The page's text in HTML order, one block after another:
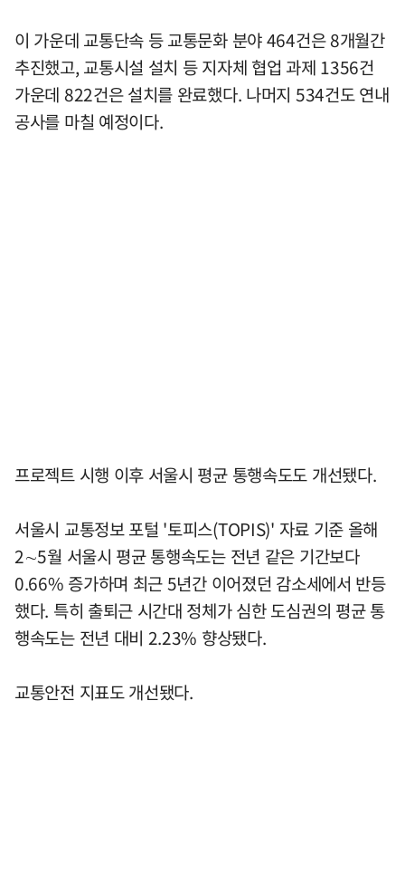
이 가운데 교통단속 등 교통문화 분야 464건은 8개월간
추진했고, 교통시설 설치 등 지자체 협업 과제 1356건
가운데 822건은 설치를 완료했다. 나머지 534건도 연내
공사를 마칠 예정이다.
프로젝트 시행 이후 서울시 평균 통행속도도 개선됐다.
서울시 교통정보 포털 '토피스(TOPIS)' 자료 기준 올해
2∼5월 서울시 평균 통행속도는 전년 같은 기간보다
0.66% 증가하며 최근 5년간 이어졌던 감소세에서 반등
했다. 특히 출퇴근 시간대 정체가 심한 도심권의 평균 통
행속도는 전년 대비 2.23% 향상됐다.
교통안전 지표도 개선됐다.